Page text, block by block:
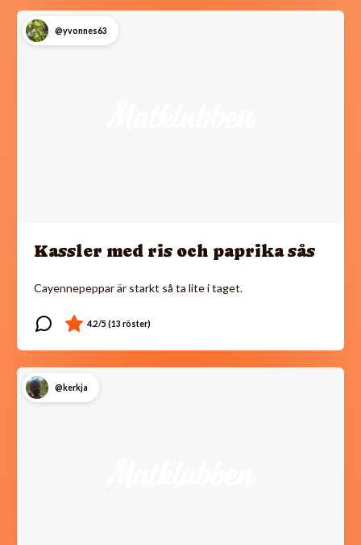
@yvonnes63
Kassler med ris och paprika sås
Cayennepeppar är starkt så ta lite i taget.
@kerkja